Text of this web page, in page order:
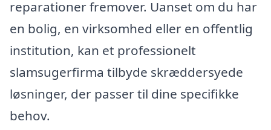
reparationer fremover. Uanset om du har
en bolig, en virksomhed eller en offentlig
institution, kan et professionelt
slamsugerfirma tilbyde skræddersyede
løsninger, der passer til dine specifikke
behov.